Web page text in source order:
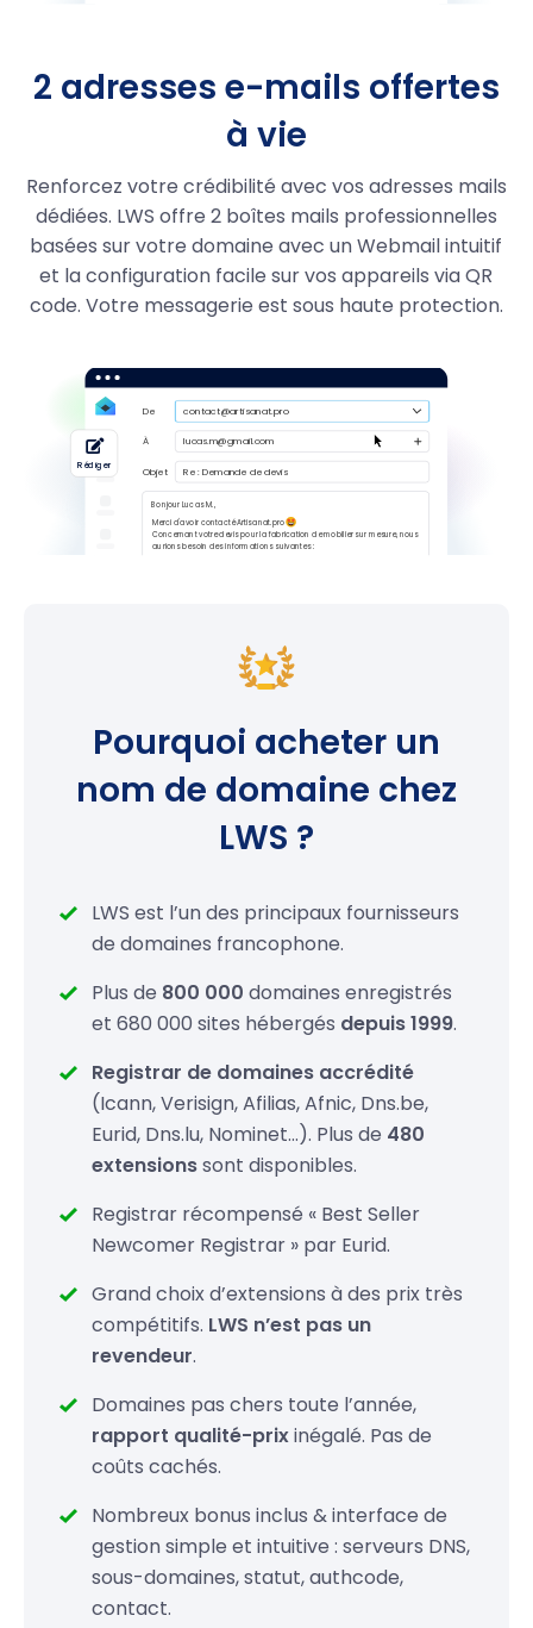
.photo
29,99 €
.quebec
39,99 €
.pizza
49.99 19,99 €
.immo
29,99 €
.re
6.99 4,99 €
.pm
6,99 €
.tv
28,99 €
.ws
26,99 €
.ac
39,99 €
.am
.fm
89,99 €
.tel
19,99 €
.bz
26,99 €
.cz
.in
19,99 €
.io
52.99
.lc
69,99 €
2 adresses e-mails offertes
à vie
Renforcez votre crédibilité avec vos adresses mails
dédiées. LWS offre 2 boîtes mails professionnelles
basées sur votre domaine avec un Webmail intuitif
et la configuration facile sur vos appareils via QR
code. Votre messagerie est sous haute protection.
Pourquoi acheter un
nom de domaine chez
LWS ?
LWS est l’un des principaux fournisseurs
de domaines francophone.
Plus de 800 000 domaines enregistrés
et 680 000 sites hébergés depuis 1999.
Registrar de domaines accrédité
(Icann, Verisign, Afilias, Afnic, Dns.be,
Eurid, Dns.lu, Nominet…). Plus de 480
extensionssont disponibles.
Registrar récompensé « Best Seller
Newcomer Registrar » par Eurid.
Grand choix d’extensions à des prix très
compétitifs. LWS n’est pas un
revendeur.
Domaines pas chers toute l’année,
rapport qualité-prixinégalé. Pas de
coûts cachés.
Nombreux bonus inclus & interface de
gestion simple et intuitive : serveurs DNS,
sous-domaines, statut, authcode,
contact.